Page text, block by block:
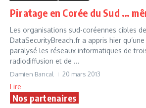
Piratage en Corée du Sud …
Les organisations sud-coréennes cibles
DataSecurityBreach.fr a appris hier
paralysé les réseaux informatiques de
radiodiffusion et de ...
Damien Bancal 20 mars 2013
Lire
Nos partenaires